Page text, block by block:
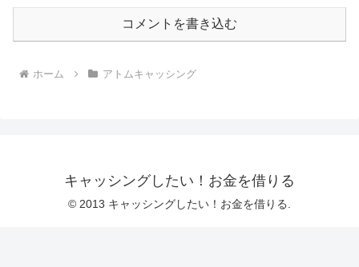
コメントを書き込む
ホーム アトムキャッシング
キャッシングしたい！お金を借りる
© 2013 キャッシングしたい！お金を借りる.